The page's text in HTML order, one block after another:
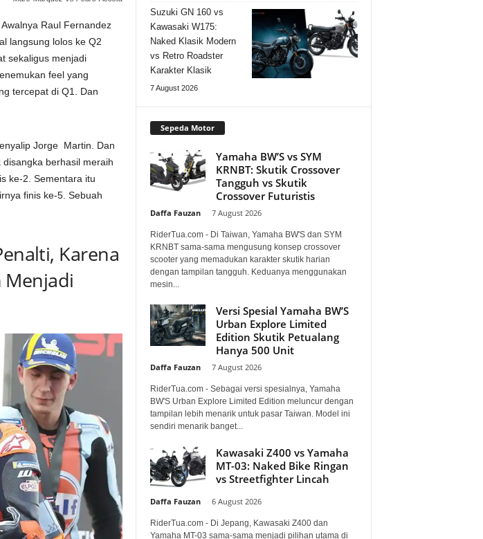
Raul Fernandez
langsung lolos ke Q2
sekaligus menjadi
feel yang
tercepat di Q1. Dan
Jorge Martin. Dan
berhasil meraih
ke-2. Sementara itu
finis ke-5. Sebuah
Karena
Menjadi
Suzuki GN 160 vs
Kawasaki W175:
Naked Klasik Modern
vs Retro Roadster
Karakter Klasik
7 August 2026
Sepeda Motor
Yamaha BW’S vs SYM
KRNBT: Skutik Crossover
Tangguh vs Skutik
Crossover Futuristis
Daffa Fauzan 7 August 2026
RiderTua.com - Di Taiwan, Yamaha BW'S dan SYM
KRNBT sama-sama mengusung konsep crossover
scooter yang memadukan karakter skutik harian
dengan tampilan tangguh. Keduanya menggunakan
mesin...
Versi Spesial Yamaha BW’S
Urban Explore Limited
Edition Skutik Petualang
Hanya 500 Unit
Daffa Fauzan 7 August 2026
RiderTua.com - Sebagai versi spesialnya, Yamaha
BW'S Urban Explore Limited Edition meluncur dengan
tampilan lebih menarik untuk pasar Taiwan. Model ini
sendiri menarik banget...
Kawasaki Z400 vs Yamaha
MT-03: Naked Bike Ringan
vs Streetfighter Lincah
Daffa Fauzan 6 August 2026
RiderTua.com - Di Jepang, Kawasaki Z400 dan
Yamaha MT-03 sama-sama menjadi pilihan utama di